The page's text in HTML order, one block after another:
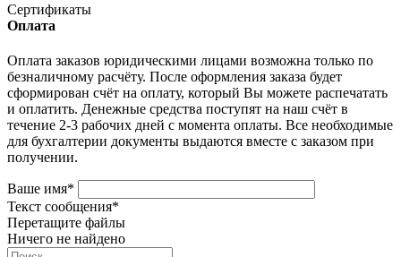
Сертификаты
Оплата
Оплата заказов юридическими лицами возможна только по
безналичному расчёту. После оформления заказа будет
сформирован счёт на оплату, который Вы можете распечатать
и оплатить. Денежные средства поступят на наш счёт в
течение 2-3 рабочих дней с момента оплаты. Все необходимые
для бухгалтерии документы выдаются вместе с заказом при
получении.
Ваше имя*
Текст сообщения*
Перетащите файлы
Ничего не найдено